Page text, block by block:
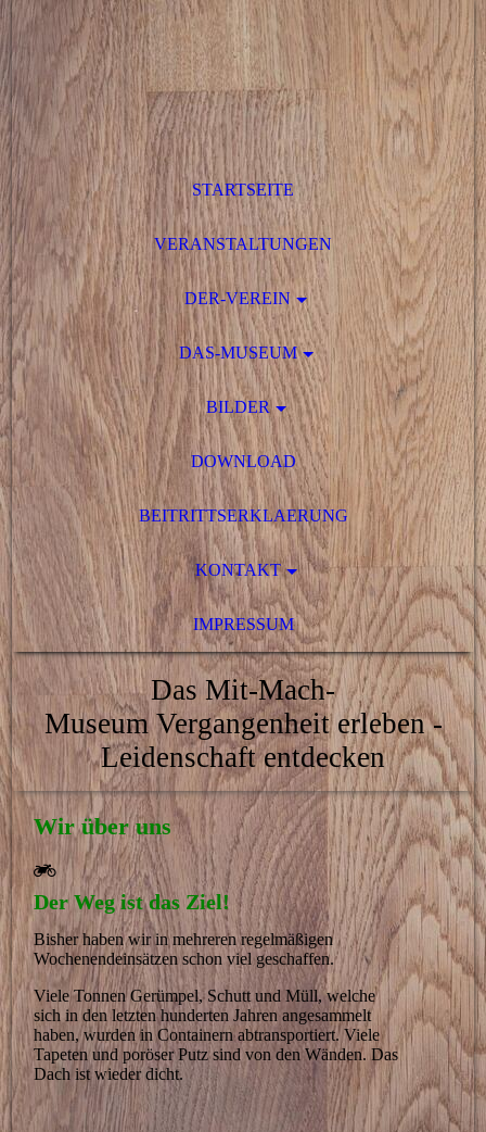
STARTSEITE
VERANSTALTUNGEN
DER-VEREIN
DAS-MUSEUM
BILDER
DOWNLOAD
BEITRITTSERKLAERUNG
KONTAKT
IMPRESSUM
Das Mit-Mach-
Museum Vergangenheit erleben -
Leidenschaft entdecken
Wir über uns
Der Weg ist das Ziel!
Bisher haben wir in mehreren regelmäßigen
Wochenendeinsätzen schon viel geschaffen.
Viele Tonnen Gerümpel, Schutt und Müll, welche
sich in den letzten hunderten Jahren angesammelt
haben, wurden in Containern abtransportiert. Viele
Tapeten und poröser Putz sind von den Wänden. Das
Dach ist wieder dicht.